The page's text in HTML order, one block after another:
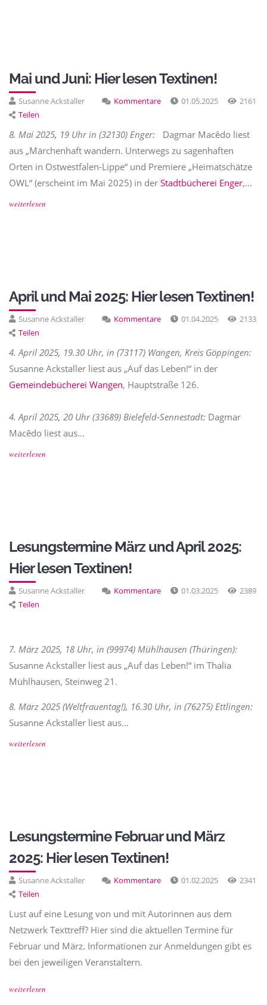
Mai und Juni: Hier lesen Textinen!
Susanne Ackstaller Kommentare 01.05.2025
2161
Teilen
8. Mai 2025, 19 Uhr in (32130) Enger: Dagmar Macêdo liest
aus „Märchenhaft wandern. Unterwegs zu sagenhaften
Orten in Ostwestfalen-Lippe“ und Premiere „Heimatschätze
OWL“ (erscheint im Mai 2025) in der Stadtbücherei Enger,…
weiterlesen
April und Mai 2025: Hier lesen Textinen!
Susanne Ackstaller Kommentare 01.04.2025
2133
Teilen
4. April 2025, 19.30 Uhr, in (73117) Wangen, Kreis Göppingen:
Susanne Ackstaller liest aus „Auf das Leben!“ in der
Gemeindebücherei Wangen, Hauptstraße 126.
4. April 2025, 20 Uhr (33689) Bielefeld-Sennestadt: Dagmar
Macêdo liest aus…
weiterlesen
Lesungstermine März und April 2025:
Hier lesen Textinen!
Susanne Ackstaller Kommentare 01.03.2025
2389
Teilen
7. März 2025, 18 Uhr, in (99974) Mühlhausen (Thüringen):
Susanne Ackstaller liest aus „Auf das Leben!“ im Thalia
Mühlhausen, Steinweg 21.
8. März 2025 (Weltfrauentag!), 16.30 Uhr, in (76275) Ettlingen:
Susanne Ackstaller liest aus…
weiterlesen
Lesungstermine Februar und März
2025: Hier lesen Textinen!
Susanne Ackstaller Kommentare 01.02.2025
2341
Teilen
Lust auf eine Lesung von und mit Autorinnen aus dem
Netzwerk Texttreff? Hier sind die aktuellen Termine für
Februar und März. Informationen zur Anmeldungen gibt es
bei den jeweiligen Veranstaltern.
weiterlesen